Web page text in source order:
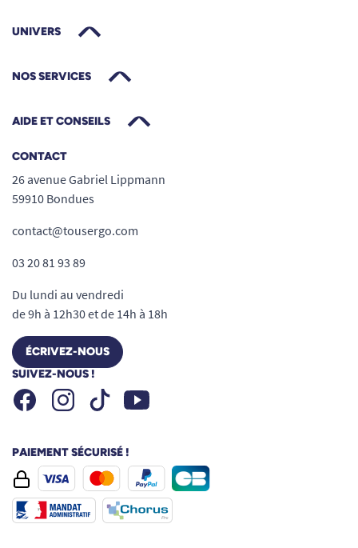
UNIVERS
NOS SERVICES
AIDE ET CONSEILS
CONTACT
26 avenue Gabriel Lippmann
59910 Bondues
contact@tousergo.com
03 20 81 93 89
Du lundi au vendredi
de 9h à 12h30 et de 14h à 18h
ÉCRIVEZ-NOUS
SUIVEZ-NOUS !
FacebookInstagramTiktok Youtube
PAIEMENT SÉCURISÉ !